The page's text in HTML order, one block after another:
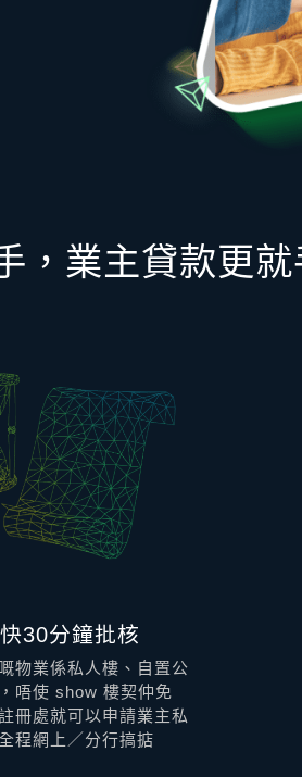
， 業主貸款更就
30分鐘批核
物業係私人樓、自置公
唔使 show 樓契仲免
冊處就可以申請業主私
程網上／分行搞掂